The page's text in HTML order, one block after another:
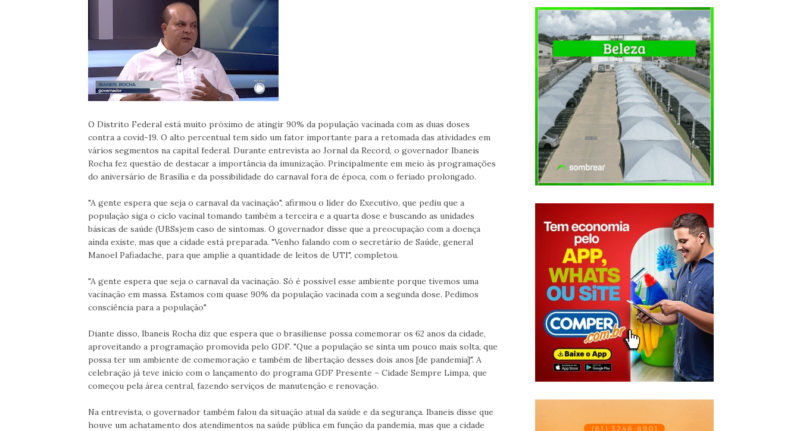
O Distrito Federal está muito próximo de atingir 90% da população vacinada com as duas doses
contra a covid-19. O alto percentual tem sido um fator importante para a retomada das atividades em
vários segmentos na capital federal. Durante entrevista ao Jornal da Record, o governador Ibaneis
Rocha fez questão de destacar a importância da imunização. Principalmente em meio às programações
do aniversário de Brasília e da possibilidade do carnaval fora de época, com o feriado prolongado.
"A gente espera que seja o carnaval da vacinação", afirmou o líder do Executivo, que pediu que a
população siga o ciclo vacinal tomando também a terceira e a quarta dose e buscando as unidades
básicas de saúde (UBSs)em caso de sintomas. O governador disse que a preocupação com a doença
ainda existe, mas que a cidade está preparada. "Venho falando com o secretário de Saúde, general
Manoel Pafiadache, para que amplie a quantidade de leitos de UTI", completou.
"A gente espera que seja o carnaval da vacinação. Só é possível esse ambiente porque tivemos uma
vacinação em massa. Estamos com quase 90% da população vacinada com a segunda dose. Pedimos
consciência para a população"
Diante disso, Ibaneis Rocha diz que espera que o brasiliense possa comemorar os 62 anos da cidade,
aproveitando a programação promovida pelo GDF. "Que a população se sinta um pouco mais solta, que
possa ter um ambiente de comemoração e também de libertação desses dois anos [de pandemia]". A
celebração já teve início com o lançamento do programa GDF Presente – Cidade Sempre Limpa, que
começou pela área central, fazendo serviços de manutenção e renovação.
Na entrevista, o governador também falou da situação atual da saúde e da segurança. Ibaneis disse que
houve um achatamento dos atendimentos na saúde pública em função da pandemia, mas que a cidade